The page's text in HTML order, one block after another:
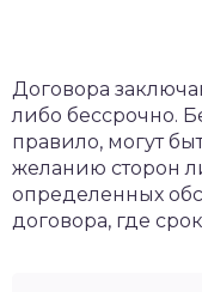
Договора
либо бессрочно.
правило, могут
желанию сторон
определенных
договора, где